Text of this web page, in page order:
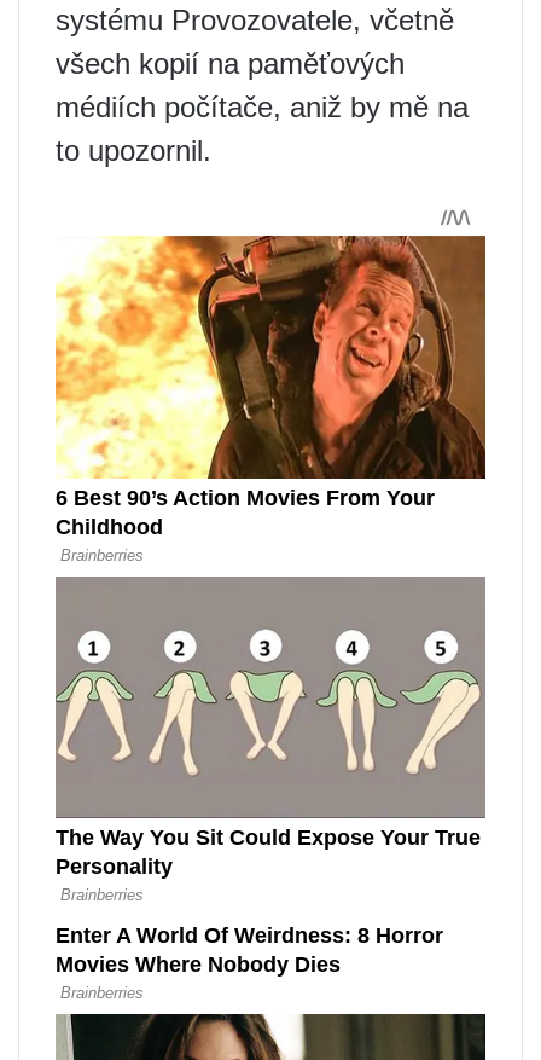
systému Provozovatele, včetně
všech kopií na paměťových
médiích počítače, aniž by mě na
to upozornil.